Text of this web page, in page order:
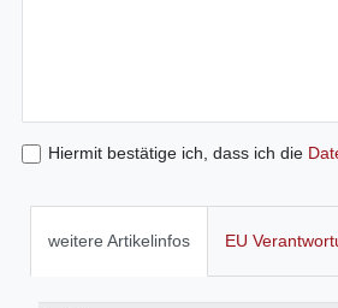
Hiermit bestätige ich, dass ich die
weitere Artikelinfos EU